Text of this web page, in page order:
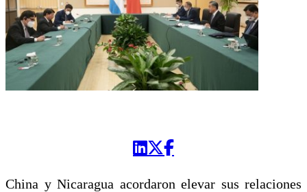
China y Nicaragua acordaron elevar sus relaciones